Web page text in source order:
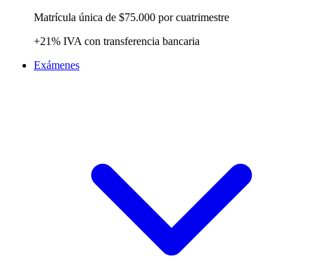
Matrícula única de $75.000 por cuatrimestre
+21% IVA con transferencia bancaria
Exámenes